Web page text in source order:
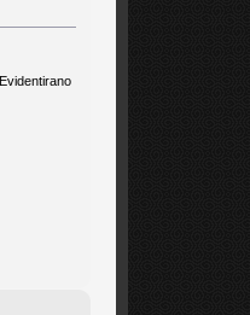
Evidentirano